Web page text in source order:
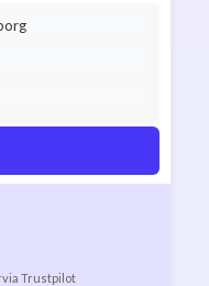
via Trustpilot